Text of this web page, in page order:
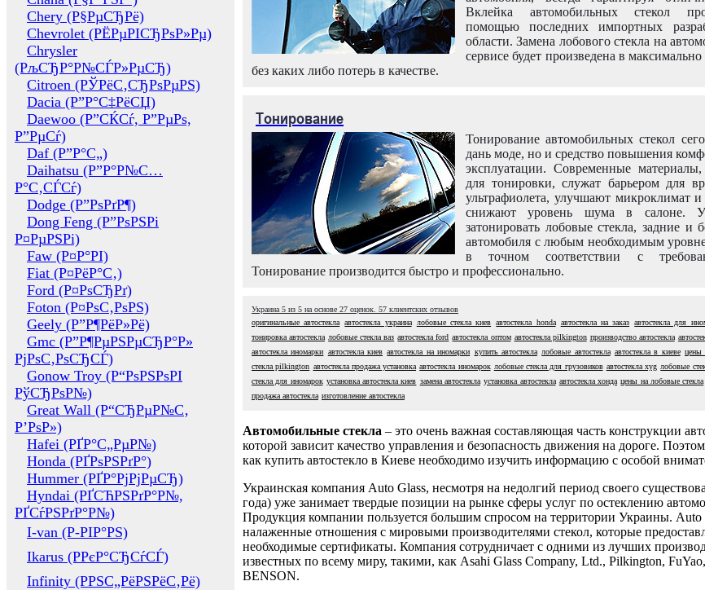
Chery (Р§РµСЂРё)
Chevrolet (РЁРµРІСЂРѕР»Рµ)
Chrysler
(РљСЂР°Р№СЃР»РµСЂ)
Citroen (РЎРёС‚СЂРѕРµРЅ)
Dacia (Р”Р°С‡РёСЏ)
Daewoo (Р”СЌСѓ, Р”РµРѕ,
Р”РµСѓ)
Daf (Р”Р°С„)
Daihatsu (Р”Р°Р№С…
Р°С‚СЃСѓ)
Dodge (Р”РѕРґР¶)
Dong Feng (Р”РѕРЅРі
Р¤РµРЅРі)
Faw (Р¤Р°РІ)
Fiat (Р¤РёР°С‚)
Ford (Р¤РѕСЂРґ)
Foton (Р¤РѕС‚РѕРЅ)
Geely (Р”Р¶РёР»Рё)
Gmc (Р”Р¶РµРЅРµСЂР°Р»
РјРѕС‚РѕСЂСЃ)
Gonow Troy (Р“РѕРЅРѕРІ
РўСЂРѕР№)
Great Wall (Р“СЂРµР№С‚
Р’РѕР»)
Hafei (РҐР°С„РµР№)
Honda (РҐРѕРЅРґР°)
Hummer (РҐР°РјРјРµСЂ)
Hyndai (РҐСЋРЅРґР°Р№,
РҐСѓРЅРґР°Р№)
I-van (Р-РІР°РЅ)
Ikarus (РРєР°СЂСѓСЃ)
Infinity (РРЅС„РёРЅРёС‚Рё)
Вклейка автомобильных стекол
помощью последних импортных
области. Замена лобового стекла на
сервисе будет произведена в
без каких либо потерь в качестве.
Тонирование
Тонирование автомобильных стекол
дань моде, но и средство повышения
эксплуатации. Современные
для тонировки, служат барьером для
ультрафиолета, улучшают микроклимат
снижают уровень шума в салоне.
затонировать лобовые стекла, задние и
автомобиля с любым необходимым
в точном соответствии с
Тонирование производится быстро и профессионально.
Украина 5 из 5 на основе 27 оценок. 57 клиентских отзывов
оригинальные автостекла автостекла украина лобовые стекла киев автостекла honda автостекла на заказ автостекла для
тонировка автостекла лобовые стекла ваз автостекла ford автостекла оптом автостекла pilkington производство автостекла
автостекла иномарки автостекла киев автостекла на иномарки купить автостекла лобовые автостекла автостекла в киеве цены
стекла pilkington автостекла продажа установка автостекла иномарок лобовые стекла для грузовиков автостекла xyg лобовые
стекла для иномарок установка автостекла киев замена автостекла установка автостекла автостекла хонда цены на лобовые стекла
продажа автостекла изготовление автостекла
Автомобильные стекла – это очень важная составляющая часть конструкции
которой зависит качество управления и безопасность движения на дороге.
как купить автостекло в Киеве необходимо изучить информацию с особой
Украинская компания Auto Glass, несмотря на недолгий период своего
года) уже занимает твердые позиции на рынке сферы услуг по остеклению
Продукция компании пользуется большим спросом на территории Украины. Auto
налаженные отношения с мировыми производителями стекол, которые
необходимые сертификаты. Компания сотрудничает с одними из лучших
известных по всему миру, такими, как Asahi Glass Company, Ltd., Pilkington,
BENSON.